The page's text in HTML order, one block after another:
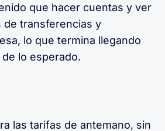
que hacer cuentas y ver
transferencias y
lo que termina llegando
lo esperado.
las tarifas de antemano, sin